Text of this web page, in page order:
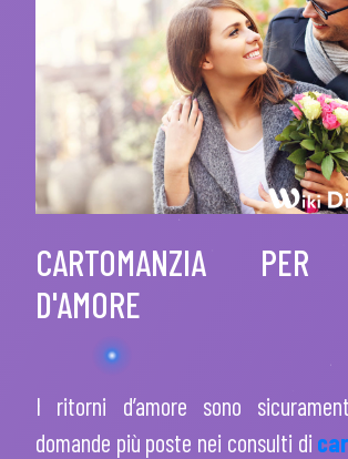
CARTOMANZIA PER
D'AMORE
I ritorni d’amore
sono
domande più poste nei consulti di